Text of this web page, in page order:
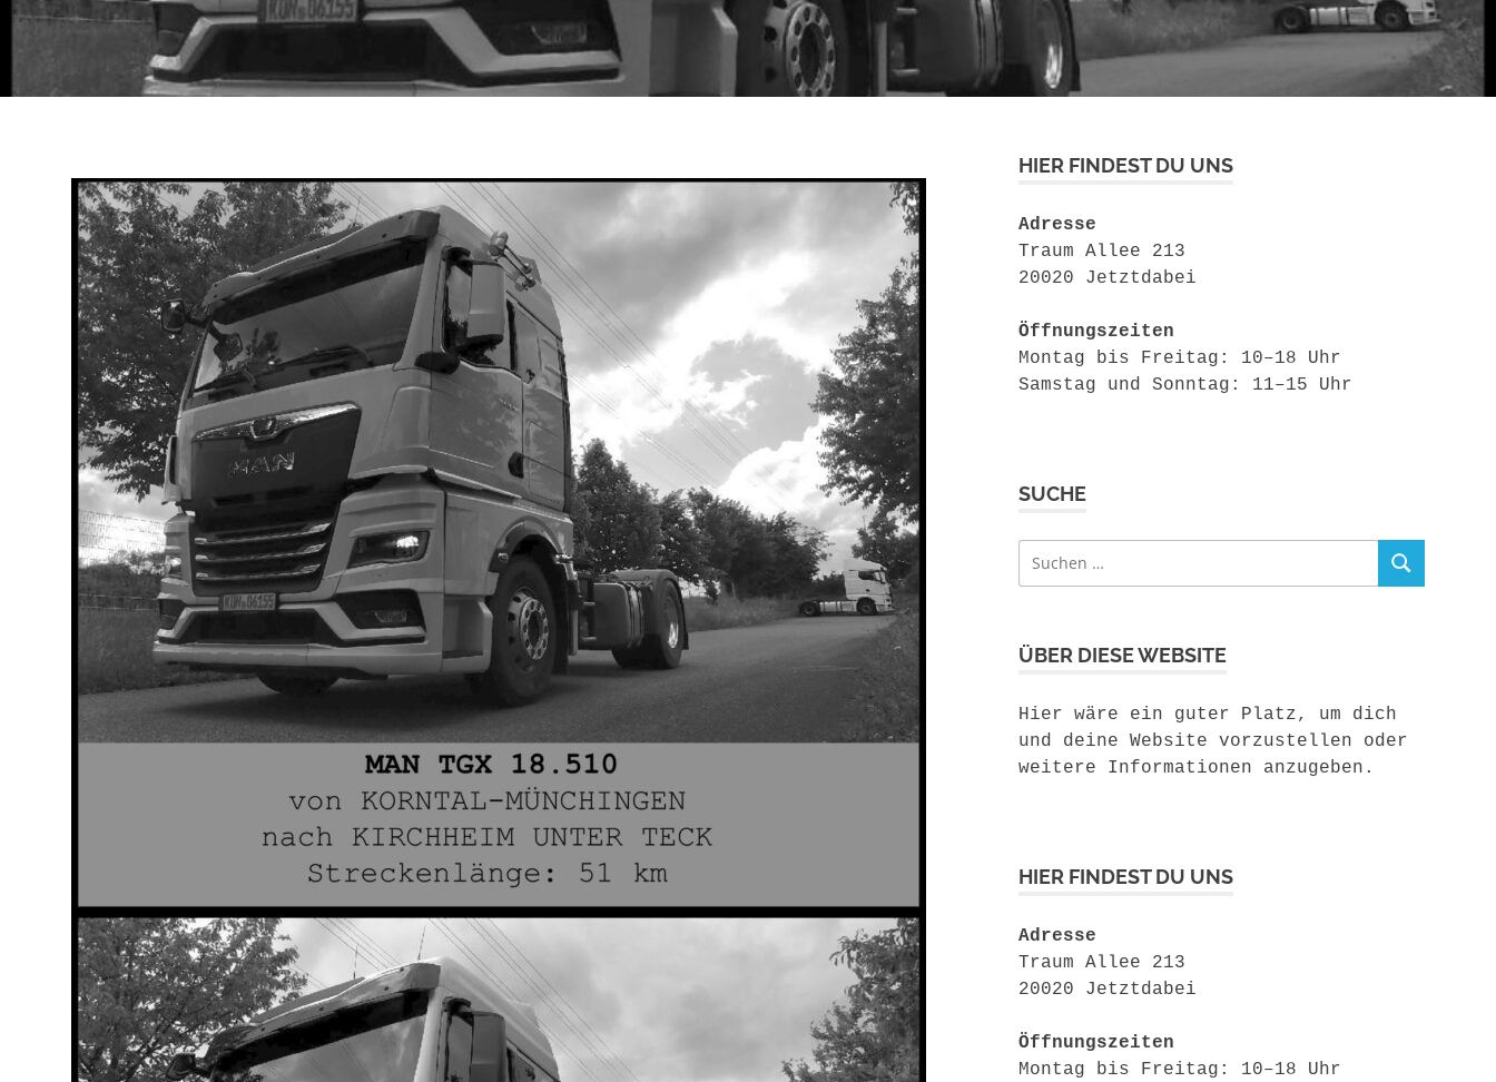
HIER FINDEST DU UNS
Adresse
Traum Allee 213
20020 Jetztdabei
Öffnungszeiten
Montag bis Freitag: 10–18 Uhr
Samstag und Sonntag: 11–15 Uhr
SUCHE
Suchen
SUCHEN
ÜBER DIESE WEBSITE
Hier wäre ein guter Platz, um dich
und deine Website vorzustellen oder
weitere Informationen anzugeben.
HIER FINDEST DU UNS
Adresse
Traum Allee 213
20020 Jetztdabei
Öffnungszeiten
Montag bis Freitag: 10–18 Uhr